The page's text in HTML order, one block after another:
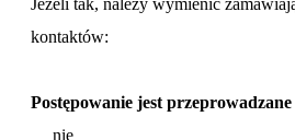
Jeżeli tak, należy wymienić
kontaktów:
Postępowanie jest
nie